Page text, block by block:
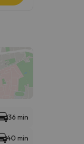
36 min
40 min